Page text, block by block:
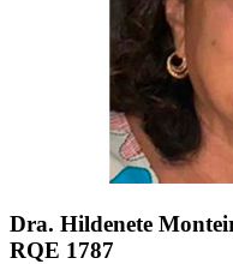
Dra. Hildenete
RQE 1787